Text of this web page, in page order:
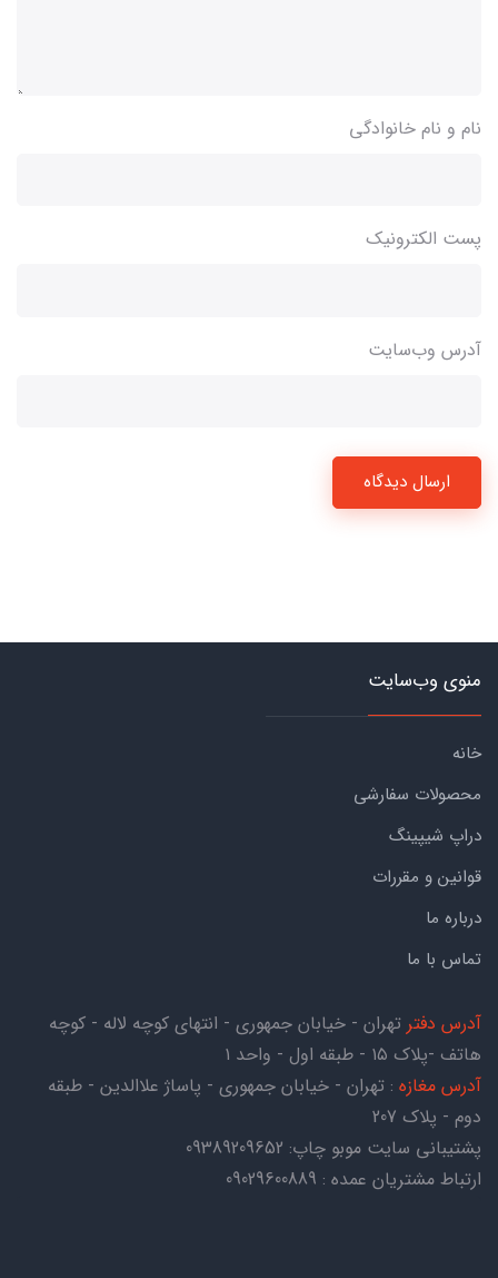
نام و نام خانوادگی
پست الکترونیک
آدرس وب‌سایت
ارسال دیدگاه
منوی وب‌سایت
خانه
محصولات سفارشی
دراپ شیپینگ
قوانین و مقررات
درباره ما
تماس با ما
آدرس دفتر تهران - خیابان جمهوری - انتهای کوچه لاله - کوچه
هاتف -پلاک ۱۵ - طبقه اول - واحد ۱
آدرس مغازه : تهران - خیابان جمهوری - پاساژ علاالدین - طبقه
دوم - پلاک 207
پشتیبانی سایت موبو چاپ: 09389209652
ارتباط مشتریان عمده : 09029600889